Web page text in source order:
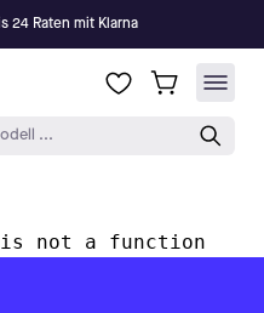
24 Raten mit Klarna
...
not a function